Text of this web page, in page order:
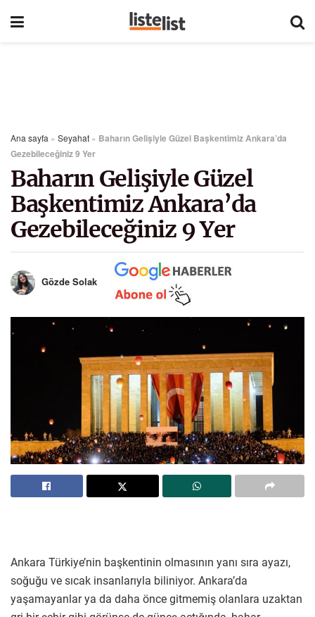
Ana sayfa » Seyahat » Baharın Gelişiyle Güzel Başkentimiz Ankara’da
Gezebileceğiniz 9 Yer
Baharın Gelişiyle Güzel
Başkentimiz Ankara’da
Gezebileceğiniz 9 Yer
Gözde Solak
Ankara Türkiye’nin başkentinin olmasının yanı sıra ayazı,
soğuğu ve sıcak insanlarıyla biliniyor. Ankara’da
yaşamayanlar ya da daha önce gitmemiş olanlara uzaktan